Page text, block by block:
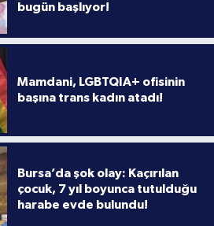
bugün başlıyor!
Mamdani, LGBTQIA+ ofisinin
başına trans kadın atadı!
Bursa’da şok olay: Kaçırılan
çocuk, 7 yıl boyunca tutulduğu
harabe evde bulundu!